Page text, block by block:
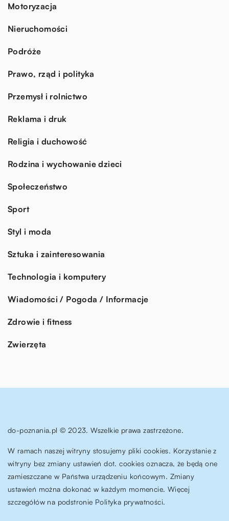
Motoryzacja
Nieruchomości
Podróże
Prawo, rząd i polityka
Przemysł i rolnictwo
Reklama i druk
Religia i duchowość
Rodzina i wychowanie dzieci
Społeczeństwo
Sport
Styl i moda
Sztuka i zainteresowania
Technologia i komputery
Wiadomości / Pogoda / Informacje
Zdrowie i fitness
Zwierzęta
do-poznania.pl © 2023. Wszelkie prawa zastrzeżone.
W ramach naszej witryny stosujemy pliki cookies. Korzystanie z
witryny bez zmiany ustawień dot. cookies oznacza, że będą one
zamieszczane w Państwa urządzeniu końcowym. Zmiany
ustawień można dokonać w każdym momencie. Więcej
szczegółów na podstronie Polityka prywatności.